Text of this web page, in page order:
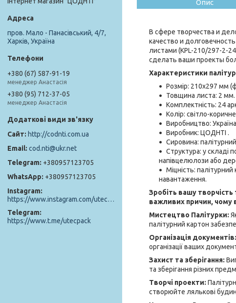
Опис
В сфере творчества и
качество и
листами (KPL-210/297-2-
сделать ваши проекты
Характеристики
Розмір: 210x297 мм
Товщина листа: 2 мм.
Комплектність: 24
Колір: світло-
Виробництво:
Виробник: ЦОДНТІ .
Сировина:
Структура: у складі
напівцелюлози або
Міцність:
навантаження.
Зробіть вашу
важливих причин, чому
Мистецтво Палітурки:
палітурний картон
Організація документів:
організації ваших
Захист та зберігання:
та зберігання різних
Творчі проекти:
створюйте лялькові
пров. Мало - Панасівський, 4/7,
Харків, Україна
+380 (67) 587-91-19
менеджер Анастасія
+380 (95) 712-37-05
менеджер Анастасія
http://codnti.com.ua
cod.nti@ukr.net
+380957123705
+380957123705
Instagram
https://www.instagram.com/utec_pack/
Telegram
https://www.t.me/utecpack